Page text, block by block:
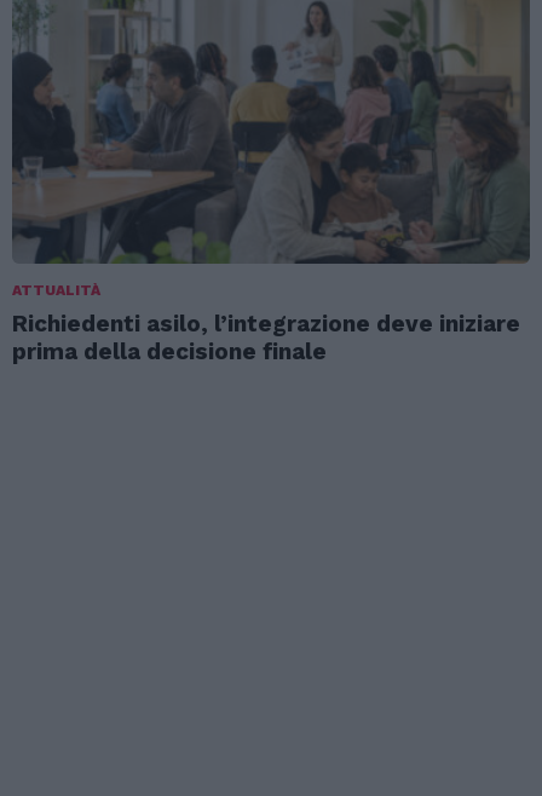
ATTUALITÀ
Richiedenti asilo, l’integrazione deve iniziare
prima della decisione finale